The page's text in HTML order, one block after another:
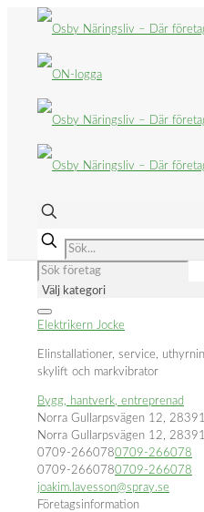
Elektrikern Jocke
Elinstallationer, service,
skylift och markvibrator
Bygg, hantverk, entreprenad
Norra Gullarpsvägen 12,
Norra Gullarpsvägen 12,
0709-2660780709-266078
0709-2660780709-266078
joakim.lavesson@spray.se
Företagsinformation